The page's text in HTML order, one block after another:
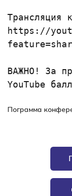
https://
ВАЖНО! За
YouTube
Пограмма